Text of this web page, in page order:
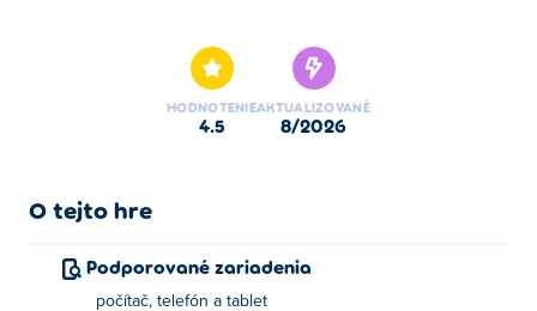
šíp za druhým. Namierte si výstrel, využite
environmentálne prekážky ako dynamit na reťazové
zabitie a vymyslite najchytrejší spôsob, ako zlikvidovať
sa musí počítať – takže si to rozmyslite predtým, ako
šípmi?
HODNOTENIE
4.5
AKTUALIZOVANÉ
8/2026
O tejto hre
Podporované zariadenia
počítač, telefón a tablet